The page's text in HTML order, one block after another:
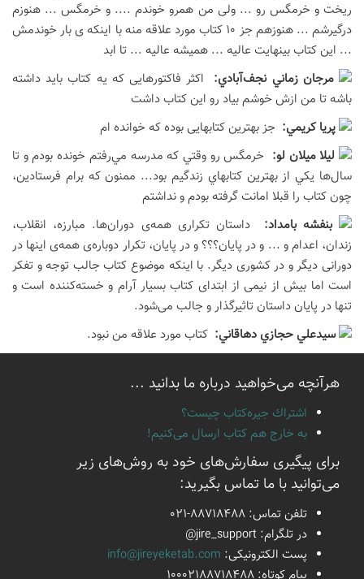
ریخت و خرمگس رو ... ولی من همرو خوندم .... و خرمگس ... هنوزم
درگیرشم ... هنوزهم جز 10 کتاب مورد علاقه منه با اینکه ی بار خوندمش
... این کتاب بینهایت عالیه ... همیشه عالیه ... تا ابد
مرجان زماني نجف‌آبادي: اکثر فاکتورهایی که یه کتاب باید داشته
باشه تا من ازش خوشم بیاد رو این کتاب داشت
پريا كريمي: جز بهترین کتابهایی بوده که خوانده ام
ليلا ميلان لو: خرمگس رو وقتي كه مدرسه مي‌رفتم خونده بودم و تا
سال‌ها يكي از بهترين كتابهاي زندگيم بود... ممنون كه برام فرستادين،
چون كتاب را قبلا امانت گرفته بودم و نداشتم
بنفشه بامداد: داستان تکراری همه‌ی دوران‌ها. مبارزه، انقلاب،
زندان، اعدام و ... و در پایان؟؟؟ و در پایان، تکرار دوباره‌ی همه‌ی اینها در
دورانی دیگر و در کشوری دیگر. با اینکه موضوع کتاب جالب توجه و تفکر
است اما بیش از نیمی از ابتدای کتاب بسیار آرام و خسته‌کننده است و
تنها در پایان داستان تاثیرگذار و جالب می‌شود.
سيدعلي حجازي دهاقاني: کتاب مورد علاقه من نبود.
هرآنچه می‌خواهید درباره ما بدانید ...
اشتراك جيره‌كتاب چيست؟
به خارج هم كتاب ارسال می‌كنیم!
برای پیگیری سفارش‌های خود به روش‌های زیر
می‌توانید با ما تماس بگیرید:
تلفن تماس: 021-88718488
در تلگرام: @jire_support
پست الكترونیكی: info@jireyeketab.com